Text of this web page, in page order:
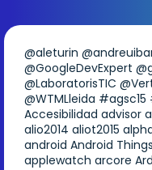
@aleturin
@GoogleDevExpert
@LaboratorisTIC
@WTMLleida #agsc15
Accesibilidad advisor
alio2014 aliot2015
android Android Things
applewatch arcore